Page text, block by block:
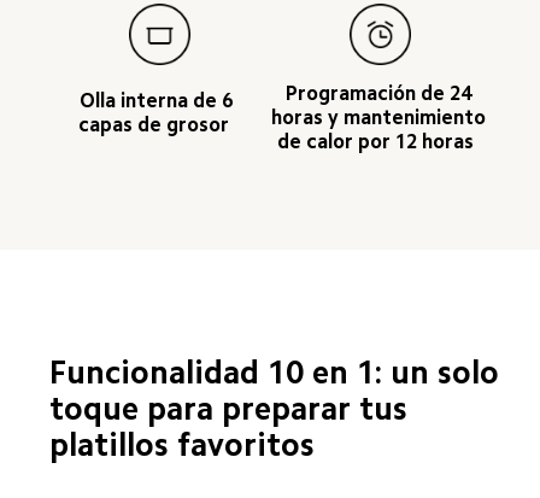
Olla interna de 6
capas de grosor
Programación de 24
horas y mantenimiento
de calor por 12 horas
Funcionalidad 10 en 1: un solo
toque para preparar tus
platillos favoritos